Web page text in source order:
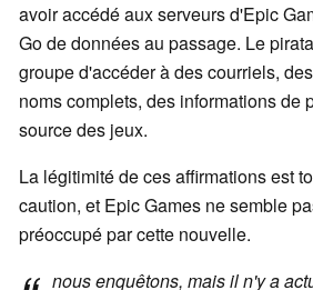
avoir accédé aux serveurs d'Epic
Go de données au passage. Le
groupe d'accéder à des courriels,
noms complets, des informations de
source des jeux.
La légitimité de ces affirmations est
caution, et Epic Games ne semble
préoccupé par cette nouvelle.
nous enquêtons, mais il n'y a